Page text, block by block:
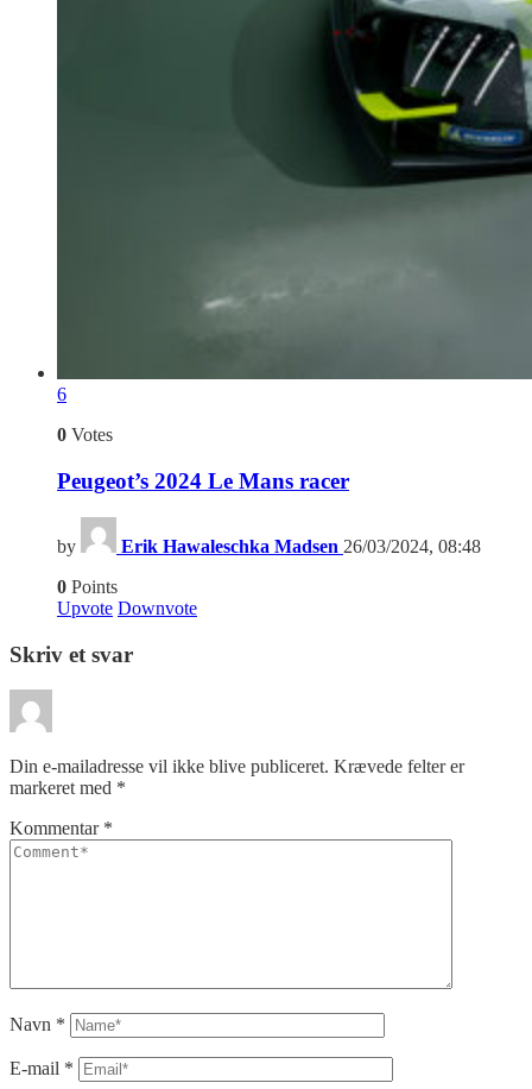
6
0 Votes
Peugeot’s 2024 Le Mans racer
by Erik Hawaleschka Madsen 26/03/2024, 08:48
0 Points
Upvote Downvote
Skriv et svar
Din e-mailadresse vil ikke blive publiceret. Krævede felter er
markeret med *
Kommentar *
Navn *
E-mail *